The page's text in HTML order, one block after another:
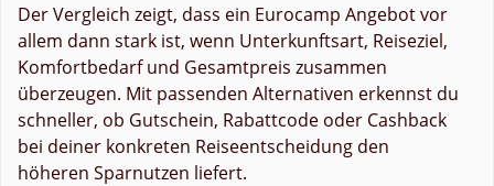
Der Vergleich zeigt, dass ein Eurocamp Angebot vor
allem dann stark ist, wenn Unterkunftsart, Reiseziel,
Komfortbedarf und Gesamtpreis zusammen
überzeugen. Mit passenden Alternativen erkennst du
schneller, ob Gutschein, Rabattcode oder Cashback
bei deiner konkreten Reiseentscheidung den
höheren Sparnutzen liefert.